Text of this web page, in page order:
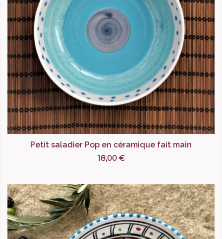
Petit saladier Pop en céramique fait main
18,00 €